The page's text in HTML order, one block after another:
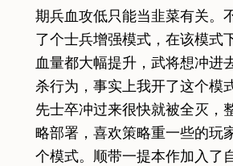
期兵血攻低只能当韭菜有关。
了个士兵增强模式，在该模式
血量都大幅提升，武将想冲进
杀行为，事实上我开了这个模
先士卒冲过来很快就被全灭，
略部署，喜欢策略重一些的玩
个模式。顺带一提本作加入了